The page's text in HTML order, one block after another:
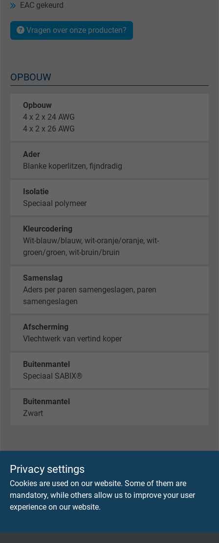
Privacy settings
Cookies are used on our website. Some of them are
mandatory, while others allow us to improve your user
experience on our website.
EAC gekeurd
Vragen over onze producten?
OPBOUW
Opbouw
4 x 2 x 24 AWG
4 x 2 x 26 AWG
Ader
Blanke koperlitzen, fijndradig
Isolatie
Speciaal polymeer
Kleurcodering
Wit-blauw/blauw, wit-oranje/oranje, wit-
groen/groen, wit-bruin/bruin
Samenslag
Aders per paren samengeslagen, paren
samengeslagen
Afscherming
Vlechtwerk van vertind koper
Buitenmantel
Speciaal SABIX®
Buitenmantel
Zwart
TECHNISCHE DATA
Piek bedrijfsspanning
max. 90 V
300 V